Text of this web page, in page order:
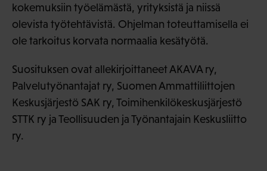
kokemuksiin työelämästä, yrityksistä ja niissä
olevista työtehtävistä. Ohjelman toteuttamisella ei
ole tarkoitus korvata normaalia kesätyötä.
Suosituksen ovat allekirjoittaneet AKAVA ry,
Palvelutyönantajat ry, Suomen Ammattiliittojen
Keskusjärjestö SAK ry, Toimihenkilökeskusjärjestö
STTK ry ja Teollisuuden ja Työnantajain Keskusliitto
ry.